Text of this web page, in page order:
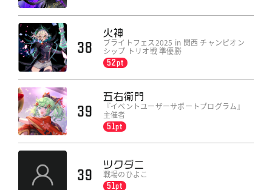
38
火神
ブライトフェス2025 in 関西 チャンピオン
シップ トリオ戦 準優勝
52pt
39
五右衛門
『イベントユーザーサポートプログラム』
主催者
51pt
39
ツクダニ
戦場のひよこ
51pt